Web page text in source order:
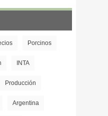
Porcinos
INTA
Producción
Argentina